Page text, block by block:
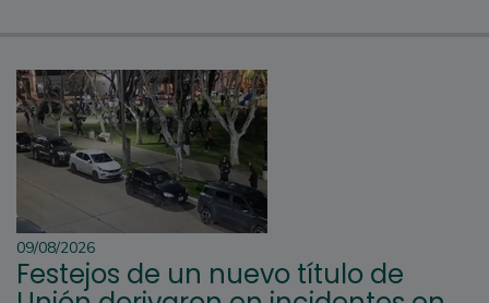
09/08/2026
Festejos de un nuevo título de